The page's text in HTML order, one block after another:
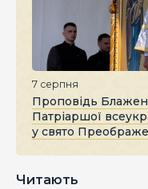
7 серпня
Проповідь
Патріаршої
у свято
Читають